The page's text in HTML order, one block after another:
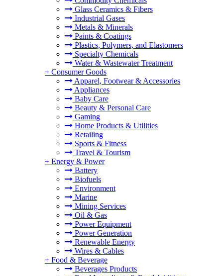
Glass Ceramics & Fibers
Industrial Gases
Metals & Minerals
Paints & Coatings
Plastics, Polymers, and Elastomers
Specialty Chemicals
Water & Wastewater Treatment
+ Consumer Goods
Apparel, Footwear & Accessories
Appliances
Baby Care
Beauty & Personal Care
Gaming
Home Products & Utilities
Retailing
Sports & Fitness
Travel & Tourism
+ Energy & Power
Battery
Biofuels
Environment
Marine
Mining Services
Oil & Gas
Power Equipment
Power Generation
Renewable Energy
Wires & Cables
+ Food & Beverage
Beverages Products